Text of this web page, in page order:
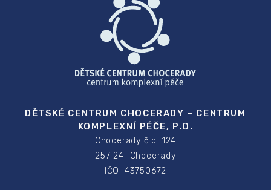
DĚTSKÉ CENTRUM CHOCERADY – CENTRUM
KOMPLEXNÍ PÉČE, P.O.
Chocerady č.p. 124
257 24 Chocerady
IČO: 43750672